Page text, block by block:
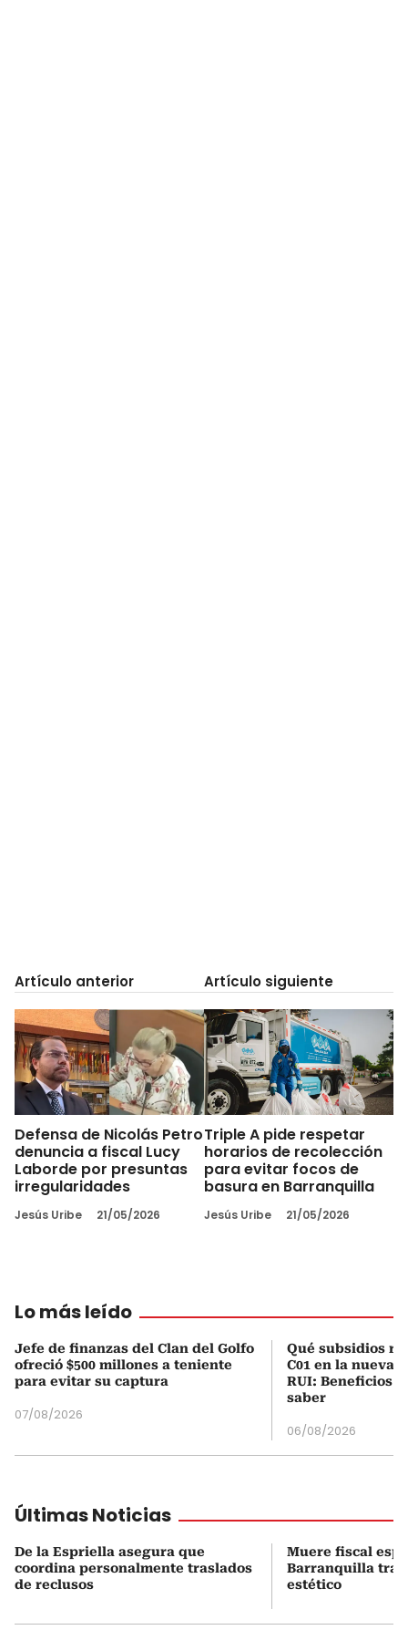
Artículo anterior
Defensa de Nicolás Petro
denuncia a fiscal Lucy
Laborde por presuntas
irregularidades
Jesús Uribe 21/05/2026
Artículo siguiente
Triple A pide respetar
horarios de recolección
para evitar focos de
basura en Barranquilla
Jesús Uribe 21/05/2026
Lo más leído
Jefe de finanzas del Clan del Golfo
ofreció $500 millones a teniente
para evitar su captura
07/08/2026
Qué subsidios
C01 en la nueva
RUI: Beneficios
saber
06/08/2026
Últimas Noticias
De la Espriella asegura que
coordina personalmente traslados
de reclusos
Muere fiscal
Barranquilla
estético